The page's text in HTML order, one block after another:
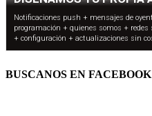
BUSCANOS EN FACEBOOK